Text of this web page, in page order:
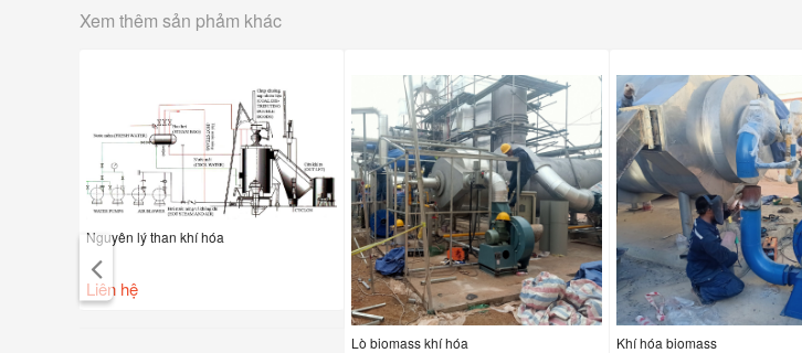
Xem thêm sản phảm khác
Nguyên lý than khí hóa
Liên hệ
Lò biomass khí hóa Khí hóa biomass